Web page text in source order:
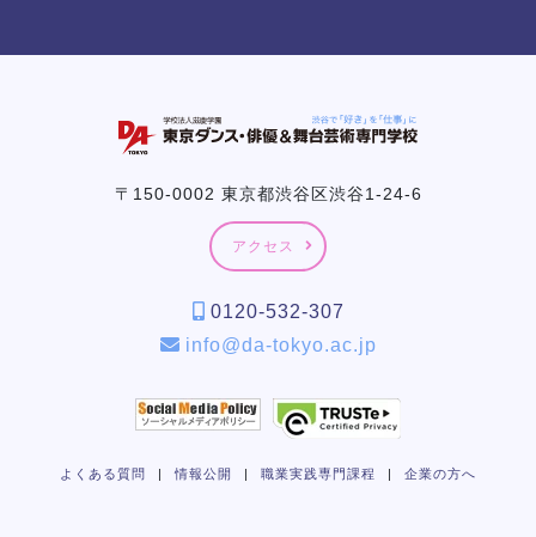
〒150-0002 東京都渋谷区渋谷1-24-6
アクセス
0120-532-307
info@da-tokyo.ac.jp
よくある質問 | 情報公開 | 職業実践専門課程 | 企業の方へ